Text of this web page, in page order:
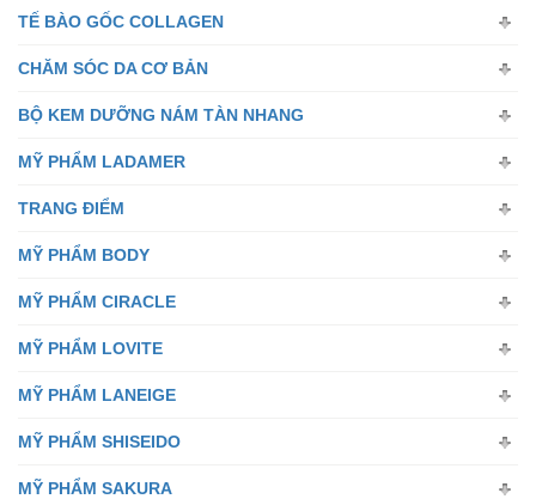
TẾ BÀO GỐC COLLAGEN
CHĂM SÓC DA CƠ BẢN
BỘ KEM DƯỠNG NÁM TÀN NHANG
MỸ PHẨM LADAMER
TRANG ĐIỂM
MỸ PHẨM BODY
MỸ PHẨM CIRACLE
MỸ PHẨM LOVITE
MỸ PHẨM LANEIGE
MỸ PHẨM SHISEIDO
MỸ PHẨM SAKURA